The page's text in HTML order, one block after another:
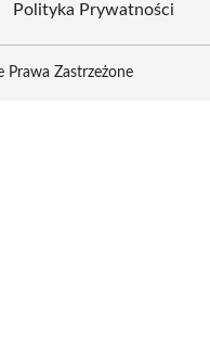
Polityka Prywatności
Zastrzeżone